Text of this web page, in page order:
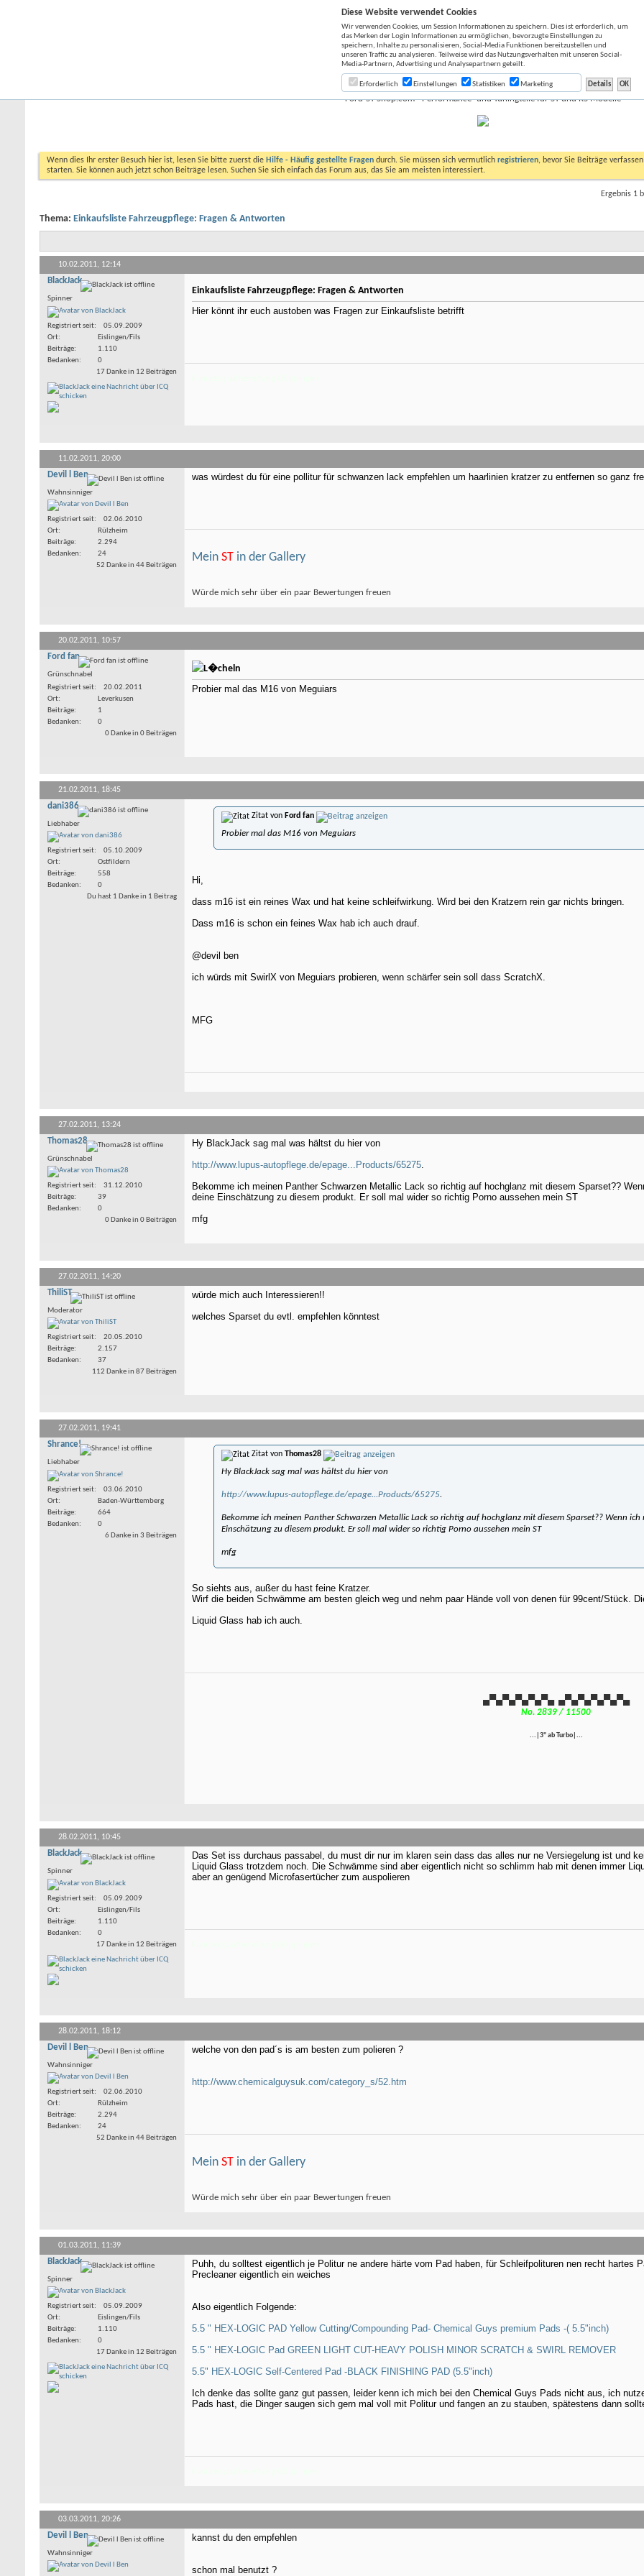
Einkaufsliste Fahrzeugpflege: Fragen & Antworten
Ford-ST-Shop.com - Performance- und Tuningteile für ST und RS Modelle
Wenn dies Ihr erster Besuch hier ist, lesen Sie bitte zuerst die Hilfe - Häufig gestellte Fragen durch. Sie müssen sich vermutlich registrieren, bevor Sie Beiträge
starten. Sie können auch jetzt schon Beiträge lesen. Suchen Sie sich einfach das Forum aus, das Sie am meisten interessiert.
Ergebnis 1
Thema: Einkaufsliste Fahrzeugpflege: Fragen & Antworten
10.02.2011, 12:14
BlackJack
Spinner
Registriert seit
05.09.2009
Ort
Eislingen/Fils
Beiträge
1.110
Bedanken
0
17 Danke in 12 Beiträgen
Einkaufsliste Fahrzeugpflege: Fragen & Antworten
Hier könnt ihr euch austoben was Fragen zur Einkaufsliste betrifft
11.02.2011, 20:00
Devil l Ben
Wahnsinniger
Registriert seit
02.06.2010
Ort
Rülzheim
Beiträge
2.294
Bedanken
24
52 Danke in 44 Beiträgen
was würdest du für eine pollitur für schwanzen lack empfehlen um haarlinien kratzer zu entfernen so ganz
Mein ST in der Gallery
Würde mich sehr über ein paar Bewertungen freuen
20.02.2011, 10:57
Ford fan
Grünschnabel
Registriert seit
20.02.2011
Ort
Leverkusen
Beiträge
1
Bedanken
0
0 Danke in 0 Beiträgen
Probier mal das M16 von Meguiars
21.02.2011, 18:45
dani386
Liebhaber
Registriert seit
05.10.2009
Ort
Ostfildern
Beiträge
558
Bedanken
0
Du hast 1 Danke in 1 Beitrag
Zitat von Ford fan
Probier mal das M16 von Meguiars
Hi,
dass m16 ist ein reines Wax und hat keine schleifwirkung. Wird bei den Kratzern rein gar nichts bringen.
Dass m16 is schon ein feines Wax hab ich auch drauf.
@devil ben
ich würds mit SwirlX von Meguiars probieren, wenn schärfer sein soll dass ScratchX.
MFG
27.02.2011, 13:24
Thomas28
Grünschnabel
Registriert seit
31.12.2010
Beiträge
39
Bedanken
0
0 Danke in 0 Beiträgen
Hy BlackJack sag mal was hältst du hier von
http://www.lupus-autopflege.de/epage...Products/65275
Bekomme ich meinen Panther Schwarzen Metallic Lack so richtig auf hochglanz mit diesem Sparset??
deine Einschätzung zu diesem produkt. Er soll mal wider so richtig Porno aussehen mein ST
mfg
27.02.2011, 14:20
ThiliST
Moderator
Registriert seit
20.05.2010
Beiträge
2.157
Bedanken
37
112 Danke in 87 Beiträgen
würde mich auch Interessieren!!
welches Sparset du evtl. empfehlen könntest
27.02.2011, 19:41
Shrance!
Liebhaber
Registriert seit
03.06.2010
Ort
Baden-Württemberg
Beiträge
664
Bedanken
0
6 Danke in 3 Beiträgen
Zitat von Thomas28
Hy BlackJack sag mal was hältst du hier von
http://www.lupus-autopflege.de/epage...Products/65275.
Bekomme ich meinen Panther Schwarzen Metallic Lack so richtig auf hochglanz mit diesem Sparset?? Wenn
Einschätzung zu diesem produkt. Er soll mal wider so richtig Porno aussehen mein ST
mfg
So siehts aus, außer du hast feine Kratzer.
Wirf die beiden Schwämme am besten gleich weg und nehm paar Hände voll von denen für 99cent/Stück.
Liquid Glass hab ich auch.
▄▀▄▀▄▀▄▀▄▀▄ ▄▀▄▀▄▀▄▀▄▀▄
No. 2839 / 11500
...|3" ab Turbo|...
28.02.2011, 10:45
BlackJack
Spinner
Registriert seit
05.09.2009
Ort
Eislingen/Fils
Beiträge
1.110
Bedanken
0
17 Danke in 12 Beiträgen
Das Set iss durchaus passabel, du must dir nur im klaren sein dass das alles nur ne Versiegelung ist und
Liquid Glass trotzdem noch. Die Schwämme sind aber eigentlich nicht so schlimm hab mit denen immer
aber an genügend Microfasertücher zum auspolieren
28.02.2011, 18:12
Devil l Ben
Wahnsinniger
Registriert seit
02.06.2010
Ort
Rülzheim
Beiträge
2.294
Bedanken
24
52 Danke in 44 Beiträgen
welche von den pad´s is am besten zum polieren ?
http://www.chemicalguysuk.com/category_s/52.htm
Mein ST in der Gallery
Würde mich sehr über ein paar Bewertungen freuen
01.03.2011, 11:39
BlackJack
Spinner
Registriert seit
05.09.2009
Ort
Eislingen/Fils
Beiträge
1.110
Bedanken
0
17 Danke in 12 Beiträgen
Puhh, du solltest eigentlich je Politur ne andere härte vom Pad haben, für Schleifpolituren nen recht hartes
Precleaner eigentlich ein weiches
Also eigentlich Folgende:
5.5 " HEX-LOGIC PAD Yellow Cutting/Compounding Pad- Chemical Guys premium Pads -( 5.5"inch)
5.5 " HEX-LOGIC Pad GREEN LIGHT CUT-HEAVY POLISH MINOR SCRATCH & SWIRL REMOVER
5.5" HEX-LOGIC Self-Centered Pad -BLACK FINISHING PAD (5.5"inch)
Ich denke das sollte ganz gut passen, leider kenn ich mich bei den Chemical Guys Pads nicht aus, ich
Pads hast, die Dinger saugen sich gern mal voll mit Politur und fangen an zu stauben, spätestens dann
03.03.2011, 20:26
Devil l Ben
Wahnsinniger
kannst du den empfehlen
schon mal benutzt ?
Diese Website verwendet Cookies
Wir verwenden Cookies, um Session Informationen zu speichern. Dies ist erforderlich, um
das Merken der Login Informationen zu ermöglichen, bevorzugte Einstellungen zu
speichern, Inhalte zu personalisieren, Social-Media Funktionen bereitzustellen und
unseren Traffic zu analysieren. Teilweise wird das Nutzungsverhalten mit unseren Social-
Media-Partnern, Advertising und Analysepartnern geteilt.
Erforderlich Einstellungen Statistiken Marketing